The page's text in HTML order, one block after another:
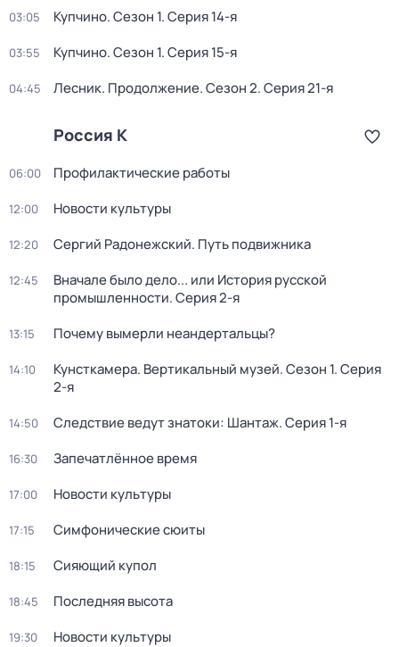
03:05 Купчино. Сезон 1. Серия 14-я
03:55 Купчино. Сезон 1. Серия 15-я
04:45 Лесник. Продолжение. Сезон 2. Серия 21-я
Россия К
06:00 Профилактические работы
12:00 Новости культуры
12:20 Сергий Радонежский. Путь подвижника
12:45
Вначале было дело... или История русской
промышленности. Серия 2-я
13:15 Почему вымерли неандертальцы?
14:10 Кунсткамера. Вертикальный музей. Сезон 1. Серия
2-я
14:50 Следствие ведут знатоки: Шантаж. Серия 1-я
16:30 Запечатлённое время
17:00 Новости культуры
17:15 Симфонические сюиты
18:15 Сияющий купол
18:45 Последняя высота
19:30 Новости культуры